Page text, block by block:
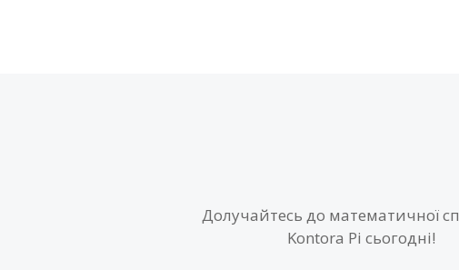
Долучайтесь до математичної
Kontora Pi сьогодні!